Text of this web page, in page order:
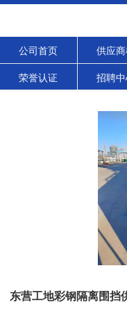
公司首页 供应
荣誉认证 招聘
东营工地彩钢隔离围挡